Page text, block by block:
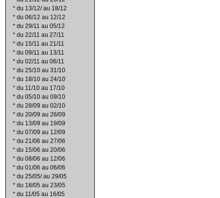
* du 13/12/ au 18/12
* du 06/12 au 12/12
* du 29/11 au 05/12
* du 22/11 au 27/11
* du 15/11 au 21/11
* du 09/11 au 13/11
* du 02/11 au 06/11
* du 25/10 au 31/10
* du 18/10 au 24/10
* du 11/10 au 17/10
* du 05/10 au 09/10
* du 28/09 au 02/10
* du 20/09 au 26/09
* du 13/09 au 19/09
* du 07/09 au 12/09
* du 21/06 au 27/06
* du 15/06 au 20/06
* du 08/06 au 12/06
* du 01/06 au 06/06
* du 25/05/ au 29/05
* du 18/05 au 23/05
* du 11/05 au 16/05